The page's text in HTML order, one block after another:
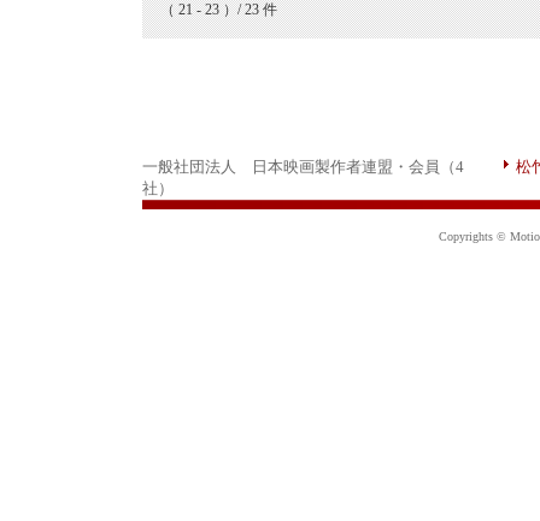
（ 21 - 23 ）/ 23 件
一般社団法人 日本映画製作者連盟・会員（4
社）
松
Copyrights ©